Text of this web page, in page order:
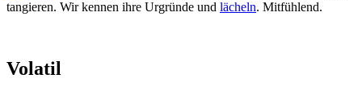
tangieren. Wir kennen ihre Urgründe und lächeln. Mitfühlend.
Volatil